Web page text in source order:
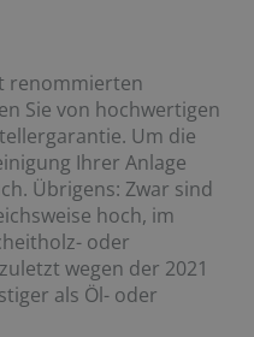
renommierten
Sie von hochwertigen
Um die
Ihrer Anlage
Übrigens: Zwar sind
hoch, im
oder
wegen der 2021
als Öl- oder